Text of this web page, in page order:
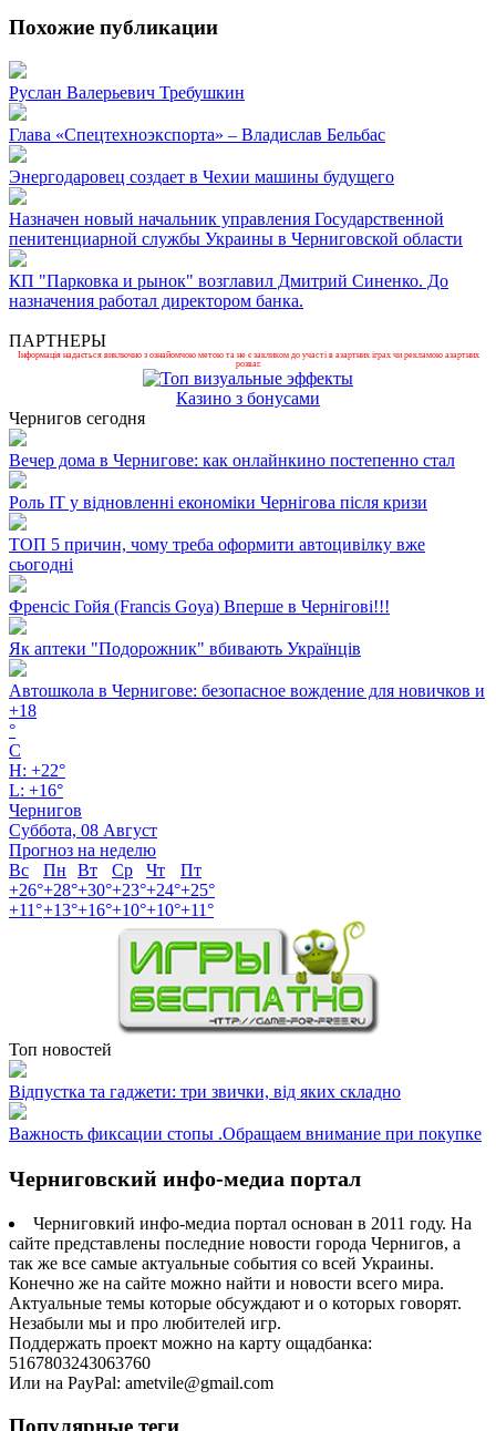
Похожие публикации
Руслан Валерьевич Требушкин
Глава «Спецтехноэкспорта» – Владислав Бельбас
Энергодаровец создает в Чехии машины будущего
Назначен новый начальник управления Государственной
пенитенциарной службы Украины в Черниговской области
КП "Парковка и рынок" возглавил Дмитрий Синенко. До
назначения работал директором банка.
ПАРТНЕРЫ
Інформація надається виключно з ознайомчою метою та не є закликом до участі в азартних іграх чи рекламою азартних
розваг.
Казино з бонусами
Чернигов сегодня
Вечер дома в Чернигове: как онлайнкино постепенно стал
Роль ІТ у відновленні економіки Чернігова після кризи
ТОП 5 причин, чому треба оформити автоцивілку вже
сьогодні
Френсіс Гойя (Francis Goya) Вперше в Чернігові!!!
Як аптеки "Подорожник" вбивають Українців
Автошкола в Чернигове: безопасное вождение для новичков и
+18
°
C
H: +22°
L: +16°
Чернигов
Суббота, 08 Август
Прогноз на неделю
Вс
Пн Вт Ср Чт
Пт
+26°+28°+30°+23°+24°+25°
+11°+13°+16°+10°+10°+11°
Топ новостей
Відпустка та гаджети: три звички, від яких складно
Важность фиксации стопы .Обращаем внимание при покупке
Черниговский инфо-медиа портал
Черниговкий инфо-медиа портал основан в 2011 году. На
сайте представлены последние новости города Чернигов, а
так же все самые актуальные события со всей Украины.
Конечно же на сайте можно найти и новости всего мира.
Актуальные темы которые обсуждают и о которых говорят.
Незабыли мы и про любителей игр.
Поддержать проект можно на карту ощадбанка:
5167803243063760
Или на PayPal: ametvile@gmail.com
Популярные теги